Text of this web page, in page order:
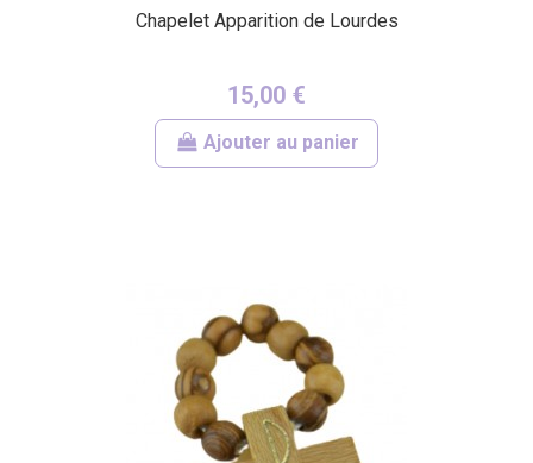
Chapelet Apparition de Lourdes
15,00 €
Ajouter au panier